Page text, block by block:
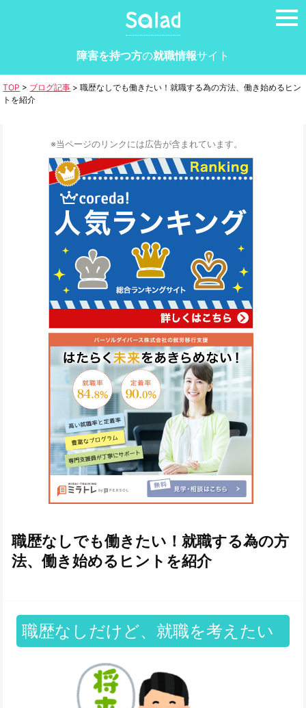
障害を持つ方の就職情報サイト
TOP > ブログ記事 >職歴なしでも働きたい！就職する為の方法、働き始めるヒン
トを紹介
※当ページのリンクには広告が含まれています。
職歴なしでも働きたい！就職する為の方
法、働き始めるヒントを紹介
職歴なしだけど、就職を考えたい